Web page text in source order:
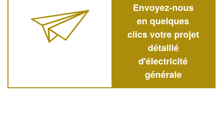
Envoyez-nous
en quelques
clics votre projet
détaillé
d'électricité
générale